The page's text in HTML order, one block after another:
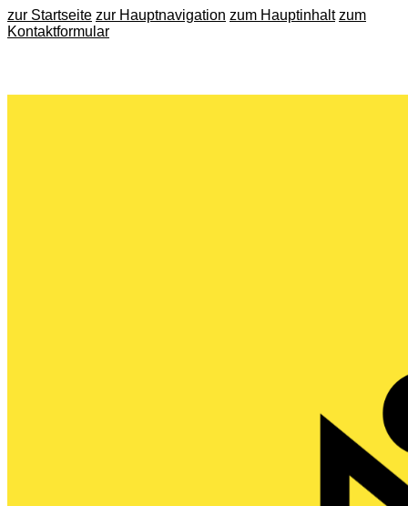
zur Startseite zur Hauptnavigation zum Hauptinhalt zum
Kontaktformular